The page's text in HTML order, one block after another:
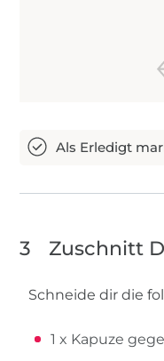
3 Zuschnitt
Schneide dir die
1 x Kapuze